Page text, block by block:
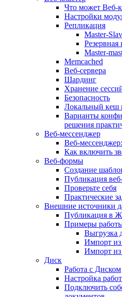
Что может Веб-
Настройки
Репликация
Master-
Резервная
Master-
Memcached
Веб-сервера
Шардинг
Хранение
Безопасность
Локальный кеш
Варианты
решения
Веб-мессенджер
Веб-
Как включить
Веб-формы
Создание
Публикация
Проверьте себя
Практические
Внешние источники
Публикация в
Примеры
Выгрузка
Импорт
Импорт из
Диск
Работа с Диском
Настройка
Подключить